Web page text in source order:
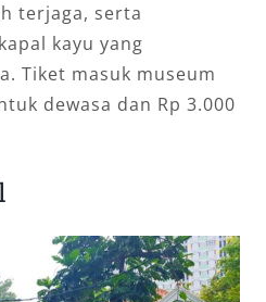
terjaga, serta
kayu yang
Tiket masuk museum
dewasa dan Rp 3.000